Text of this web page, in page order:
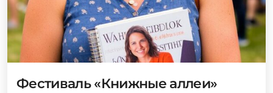
Фестиваль «Книжные аллеи»